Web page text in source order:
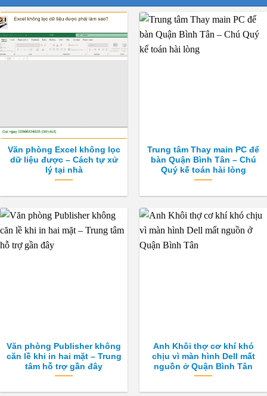
Văn phòng Excel không lọc
dữ liệu được – Cách tự xử
lý tại nhà
Trung tâm Thay main PC để
bàn Quận Bình Tân – Chú
Quý kế toán hài lòng
Văn phòng Publisher không
căn lề khi in hai mặt – Trung
tâm hỗ trợ gần đây
Anh Khôi thợ cơ khí khó
chịu vì màn hình Dell mất
nguồn ở Quận Bình Tân